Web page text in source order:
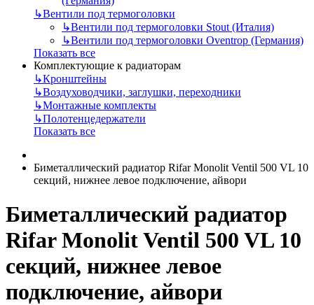
↳Вентили под термоголовки
↳Вентили под термоголовки Stout (Италия)
↳Вентили под термоголовки Oventrop (Германия)
Показать все
Комплектующие к радиаторам
↳Кронштейны
↳Воздуховодчики, заглушки, переходники
↳Монтажные комплекты
↳Полотенцедержатели
Показать все
Биметаллический радиатор Rifar Monolit Ventil 500 VL 10
секций, нижнее левое подключение, айвори
Биметаллический радиатор
Rifar Monolit Ventil 500 VL 10
секций, нижнее левое
подключение, айвори